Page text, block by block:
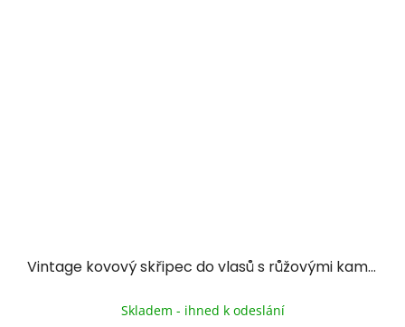
Vintage kovový skřipec do vlasů s růžovými kameny
hodnocení
Skladem - ihned k odeslání